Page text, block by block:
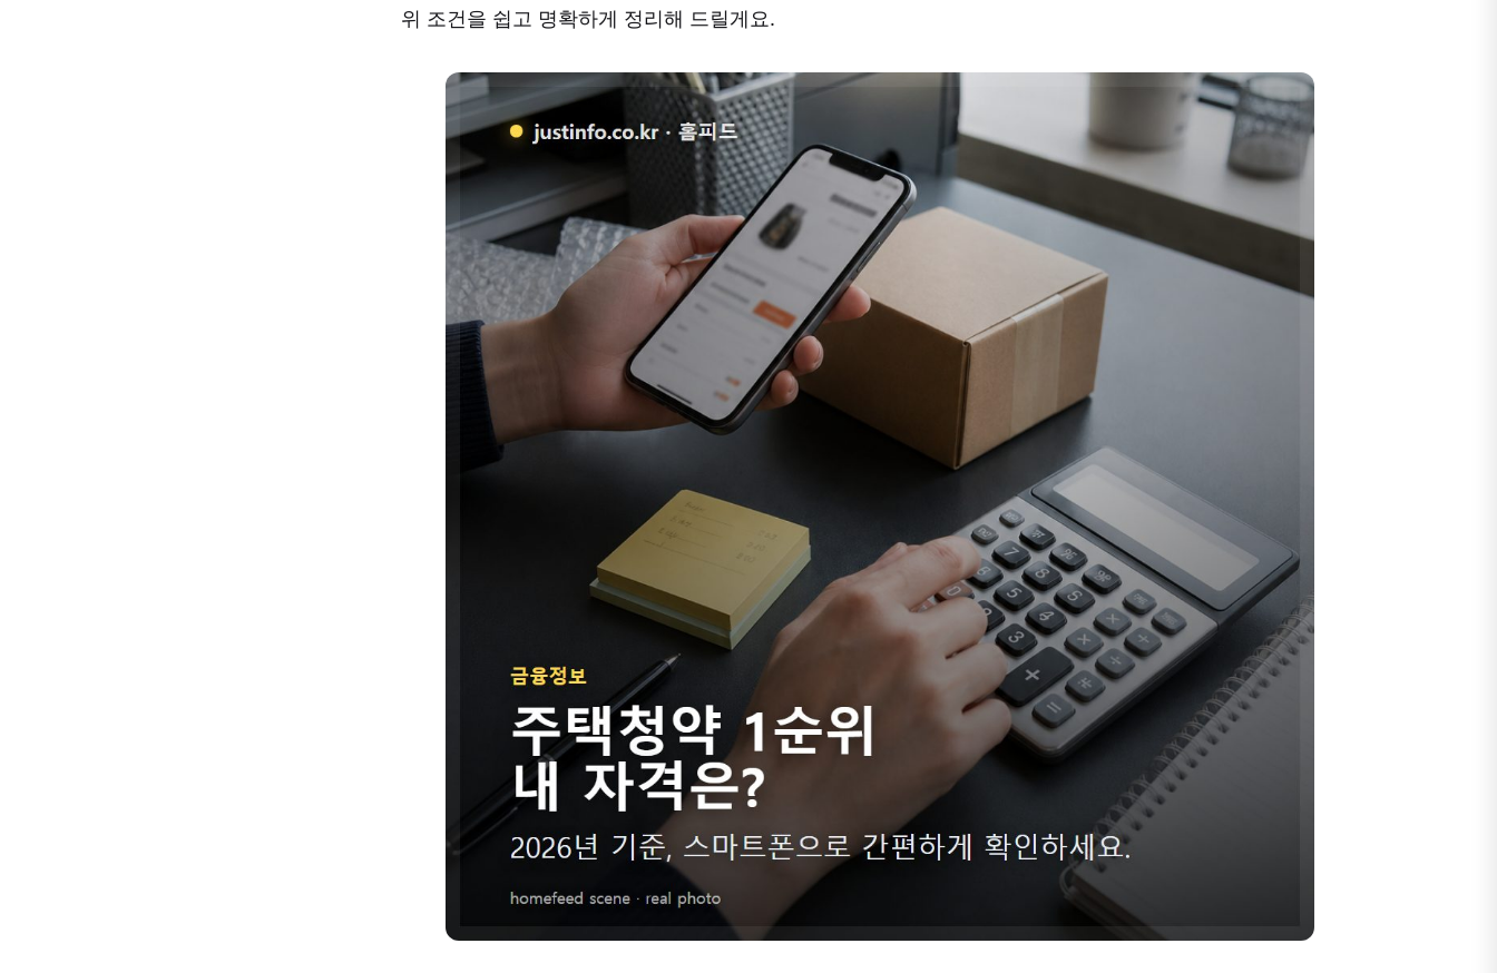
위 조건을 쉽고 명확하게 정리해 드릴게요.